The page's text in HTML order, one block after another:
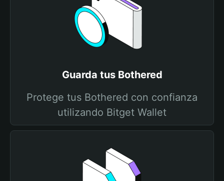
Guarda tus Bothered
Protege tus Bothered con confianza
utilizando Bitget Wallet